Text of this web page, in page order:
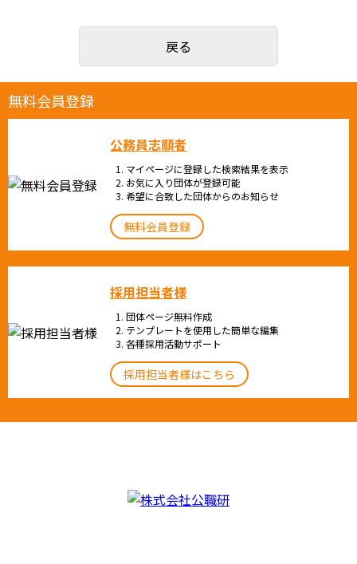
戻る
無料会員登録
公務員志願者
マイページに登録した検索結果を表示
お気に入り団体が登録可能
希望に合致した団体からのお知らせ
無料会員登録
採用担当者様
団体ページ無料作成
テンプレートを使用した簡単な編集
各種採用活動サポート
採用担当者様はこちら